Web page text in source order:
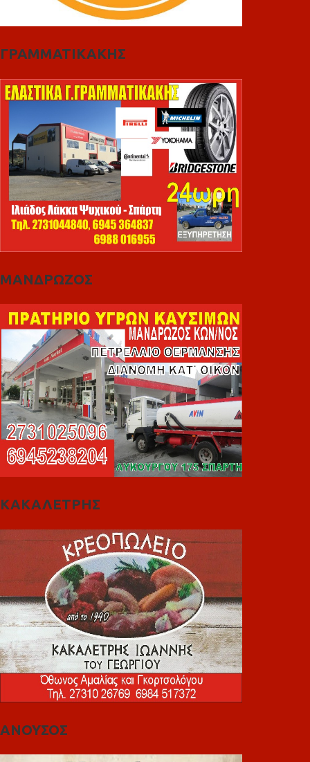
ΓΡΑΜΜΑΤΙΚΑΚΗΣ
ΜΑΝΔΡΩΖΟΣ
ΚΑΚΑΛΕΤΡΗΣ
ΑΝΟΥΣΟΣ